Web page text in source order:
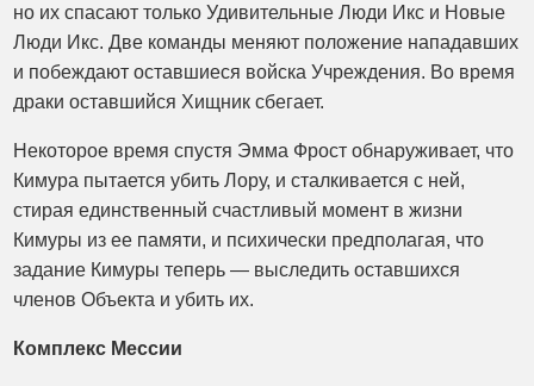
но их спасают только Удивительные Люди Икс и Новые
Люди Икс. Две команды меняют положение нападавших
и побеждают оставшиеся войска Учреждения. Во время
драки оставшийся Хищник сбегает.
Некоторое время спустя Эмма Фрост обнаруживает, что
Кимура пытается убить Лору, и сталкивается с ней,
стирая единственный счастливый момент в жизни
Кимуры из ее памяти, и психически предполагая, что
задание Кимуры теперь — выследить оставшихся
членов Объекта и убить их.
Комплекс Мессии